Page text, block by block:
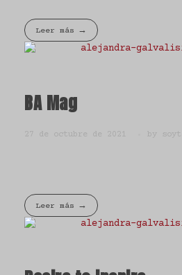
Leer más
BA Mag
27 de octubre de 2021 by
Leer más